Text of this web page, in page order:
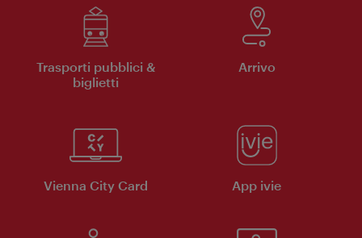
Trasporti pubblici &
biglietti
Arrivo
Vienna City Card App ivie